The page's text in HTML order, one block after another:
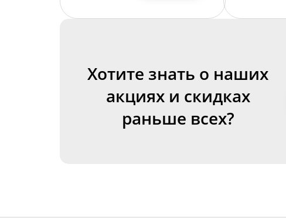
Хотите знать о наших
акциях и скидках
раньше всех?